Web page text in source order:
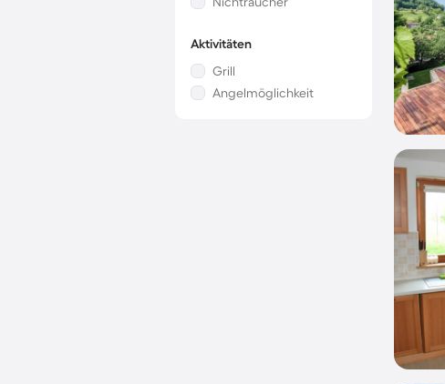
Aktivitäten
Grill
Angelmöglichkeit